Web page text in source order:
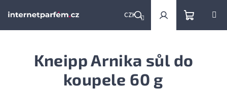
CZK
Hledat PřihlášeníNákupní
košík
Kneipp Arnika sůl do
koupele 60 g